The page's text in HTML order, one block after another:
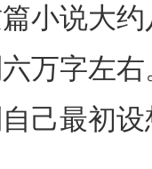
说大约
万字左
己最初